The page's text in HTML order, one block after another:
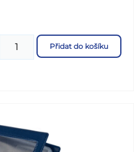
Přidat do košíku